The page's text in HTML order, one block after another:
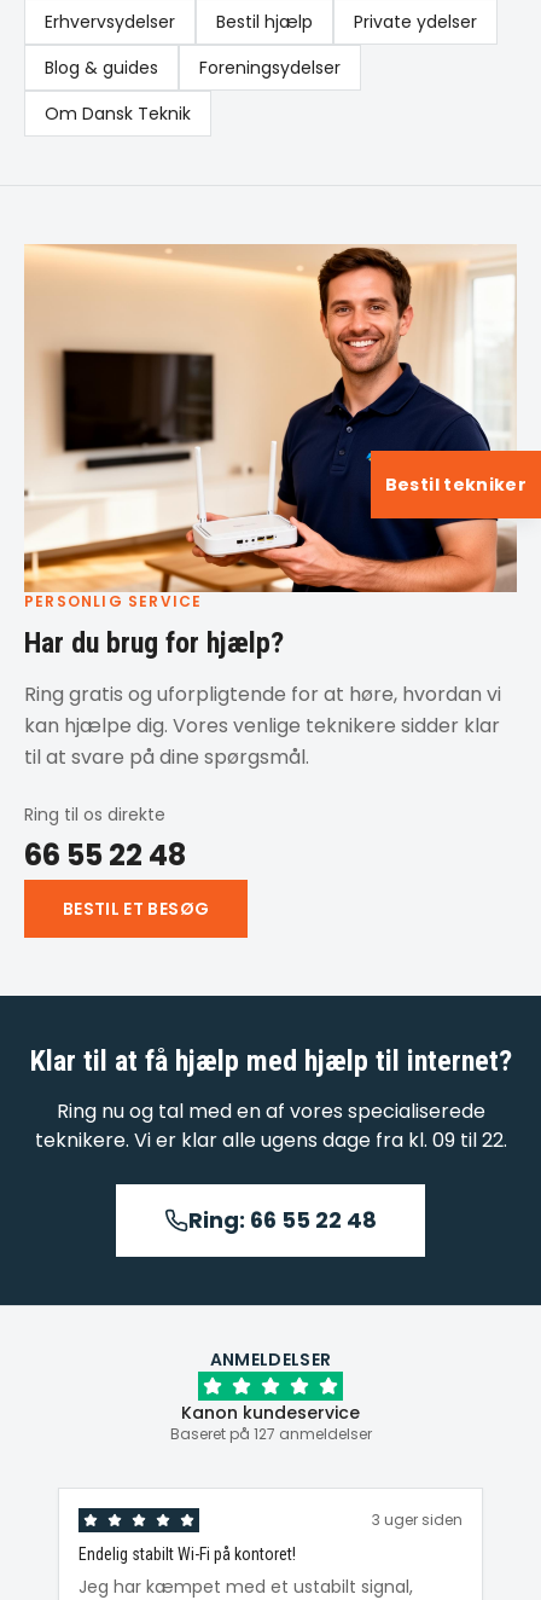
Erhvervsydelser Bestil hjælp
Private ydelser
Blog & guides
Foreningsydelser
Om Dansk Teknik
PERSONLIG SERVICE
Har du brug for hjælp?
Ring gratis og uforpligtende for at høre, hvordan vi
kan hjælpe dig. Vores venlige teknikere sidder klar
til at svare på dine spørgsmål.
Ring til os direkte
66 55 22 48
BESTIL ET BESØG
Klar til at få hjælp med hjælp til internet?
Ring nu og tal med en af vores specialiserede
teknikere. Vi er klar alle ugens dage fra kl. 09 til 22.
Ring: 66 55 22 48
ANMELDELSER
Kanon kundeservice
Baseret på 127 anmeldelser
3 uger siden
Endelig stabilt Wi-Fi på kontoret!
Jeg har kæmpet med et ustabilt signal,
Bestil tekniker